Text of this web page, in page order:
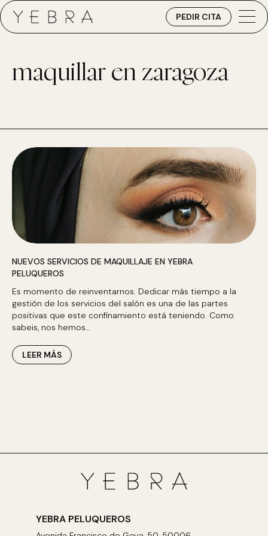
PEDIR CITA
maquillar en zaragoza
NUEVOS SERVICIOS DE MAQUILLAJE EN YEBRA
PELUQUEROS
Es momento de reinventarnos. Dedicar más tiempo a la
gestión de los servicios del salón es una de las partes
positivas que este confinamiento está teniendo. Como
sabeis, nos hemos…
LEER MÁS
YEBRA PELUQUEROS